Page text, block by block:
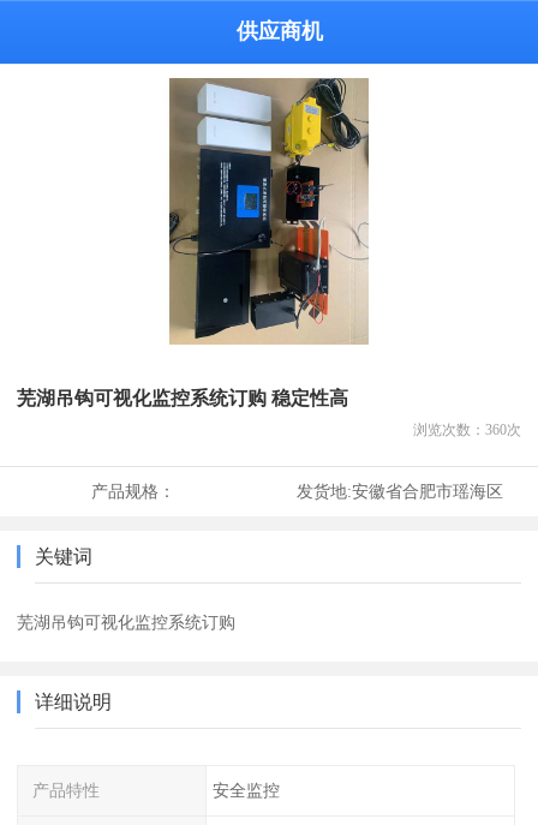
供应商机
芜湖吊钩可视化监控系统订购 稳定性高
浏览次数： 360次
产品规格： 发货地:安徽省合肥市瑶海区
关键词
芜湖吊钩可视化监控系统订购
详细说明
产品特性 安全监控